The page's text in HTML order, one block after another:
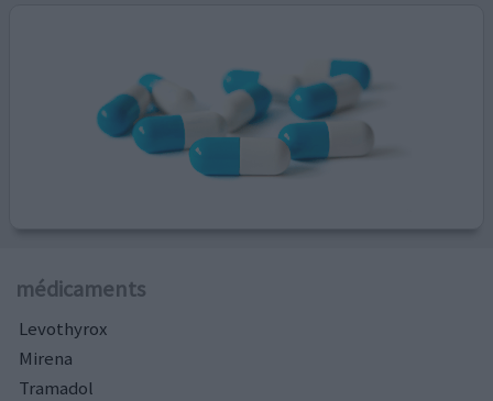
médicaments
Levothyrox
Mirena
Tramadol